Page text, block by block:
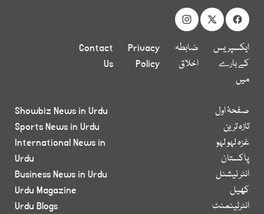
ایکسپریس
کے بارے
میں
ضابطہ
اخلاق
Privacy
Policy
Contact
Us
صفحۂ اول
تازہ ترین
غزہ لہو لہو
پاکستان
انٹر نیشنل
کھیل
انٹرٹینمنٹ
Showbiz News in Urdu
Sports News in Urdu
International News in
Urdu
Business News in Urdu
Urdu Magazine
Urdu Blogs